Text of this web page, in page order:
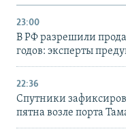
23:00
В РФ разрешили
годов: эксперты
22:36
Спутники
пятна возле порта